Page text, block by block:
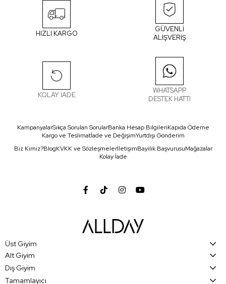
HIZLI KARGO
GÜVENLİ
ALIŞVERİŞ
KOLAY İADE
WHATSAPP
DESTEK HATTI
KampanyalarSıkça Sorulan SorularBanka Hesap BilgileriKapıda Ödeme
Kargo ve Teslimatİade ve DeğişimYurtdışı Gönderim
Biz Kimiz?BlogKVKK ve SözleşmelerİletişimBayilik BaşvurusuMağazalar
Kolay İade
Üst Giyim
Alt Giyim
Dış Giyim
Tamamlayıcı